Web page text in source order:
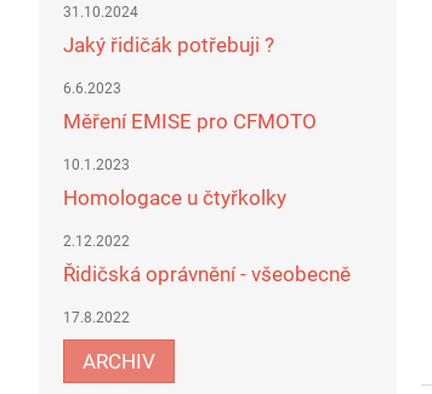
31.10.2024
Jaký řidičák potřebuji ?
6.6.2023
Měření EMISE pro CFMOTO
10.1.2023
Homologace u čtyřkolky
2.12.2022
Řidičská oprávnění - všeobecně
17.8.2022
ARCHIV